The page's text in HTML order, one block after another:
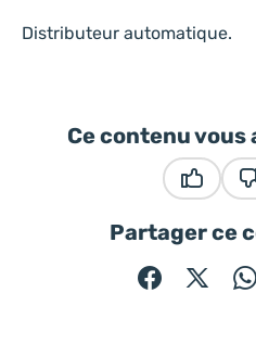
Distributeur automatique.
Ce contenu vous
Partager ce
Partager sur